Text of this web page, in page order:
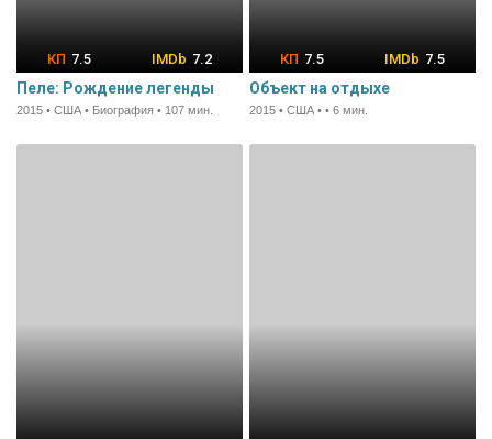
7.5 7.2
Пеле: Рождение легенды
2015 • США • Биография • 107 мин.
7.5 7.5
Объект на отдыхе
2015 • США • • 6 мин.